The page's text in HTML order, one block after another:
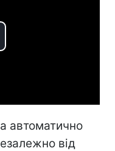
автоматично
від